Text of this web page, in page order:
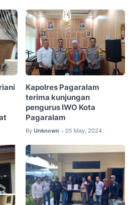
Kapolres Pagaralam
terima kunjungan
pengurus IWO Kota
Pagaralam
By Unknown • 05 May, 2024